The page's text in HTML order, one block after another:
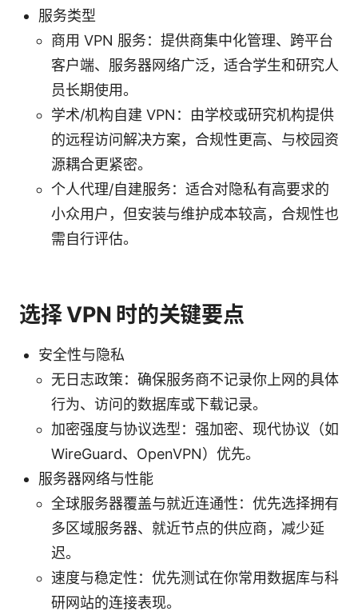
服务类型
商用 VPN 服务：提供商集中化管理、跨平台
客户端、服务器网络广泛，适合学生和研究人
员长期使用。
学术/机构自建 VPN：由学校或研究机构提供
的远程访问解决方案，合规性更高、与校园资
源耦合更紧密。
个人代理/自建服务：适合对隐私有高要求的
小众用户，但安装与维护成本较高，合规性也
需自行评估。
选择 VPN 时的关键要点
安全性与隐私
无日志政策：确保服务商不记录你上网的具体
行为、访问的数据库或下载记录。
加密强度与协议选型：强加密、现代协议（如
WireGuard、OpenVPN）优先。
服务器网络与性能
全球服务器覆盖与就近连通性：优先选择拥有
多区域服务器、就近节点的供应商，减少延
迟。
速度与稳定性：优先测试在你常用数据库与科
研网站的连接表现。